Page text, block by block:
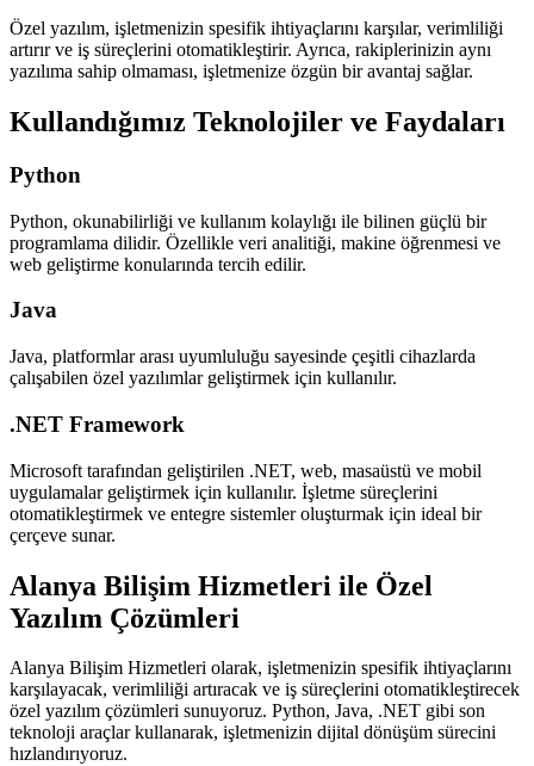
Özel yazılım, işletmenizin spesifik ihtiyaçlarını karşılar, verimliliği
artırır ve iş süreçlerini otomatikleştirir. Ayrıca, rakiplerinizin aynı
yazılıma sahip olmaması, işletmenize özgün bir avantaj sağlar.
Kullandığımız Teknolojiler ve Faydaları
Python
Python, okunabilirliği ve kullanım kolaylığı ile bilinen güçlü bir
programlama dilidir. Özellikle veri analitiği, makine öğrenmesi ve
web geliştirme konularında tercih edilir.
Java
Java, platformlar arası uyumluluğu sayesinde çeşitli cihazlarda
çalışabilen özel yazılımlar geliştirmek için kullanılır.
.NET Framework
Microsoft tarafından geliştirilen .NET, web, masaüstü ve mobil
uygulamalar geliştirmek için kullanılır. İşletme süreçlerini
otomatikleştirmek ve entegre sistemler oluşturmak için ideal bir
çerçeve sunar.
Alanya Bilişim Hizmetleri ile Özel
Yazılım Çözümleri
Alanya Bilişim Hizmetleri olarak, işletmenizin spesifik ihtiyaçlarını
karşılayacak, verimliliği artıracak ve iş süreçlerini otomatikleştirecek
özel yazılım çözümleri sunuyoruz. Python, Java, .NET gibi son
teknoloji araçlar kullanarak, işletmenizin dijital dönüşüm sürecini
hızlandırıyoruz.